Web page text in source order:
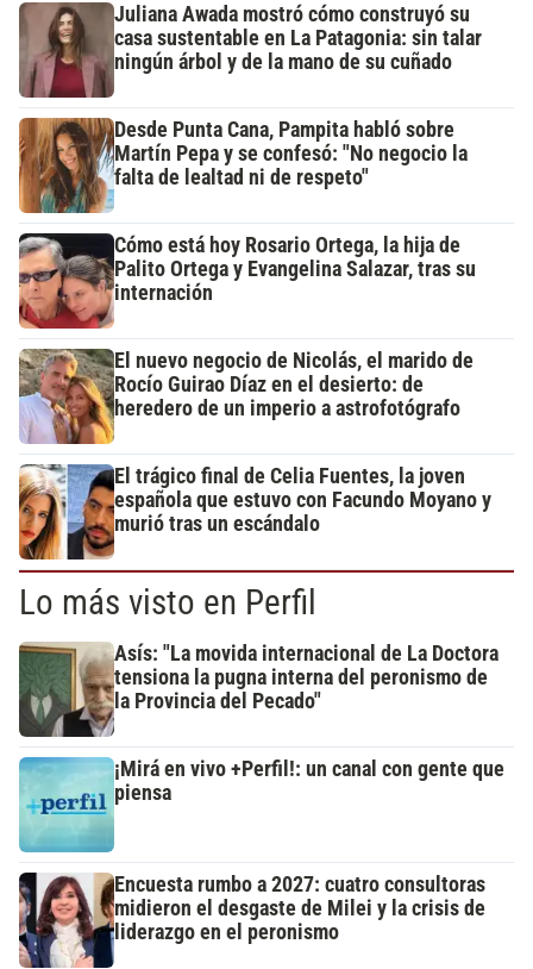
Juliana Awada mostró cómo construyó su
casa sustentable en La Patagonia: sin talar
ningún árbol y de la mano de su cuñado
Desde Punta Cana, Pampita habló sobre
Martín Pepa y se confesó: "No negocio la
falta de lealtad ni de respeto"
Cómo está hoy Rosario Ortega, la hija de
Palito Ortega y Evangelina Salazar, tras su
internación
El nuevo negocio de Nicolás, el marido de
Rocío Guirao Díaz en el desierto: de
heredero de un imperio a astrofotógrafo
El trágico final de Celia Fuentes, la joven
española que estuvo con Facundo Moyano y
murió tras un escándalo
Lo más visto en Perfil
Asís: "La movida internacional de La Doctora
tensiona la pugna interna del peronismo de
la Provincia del Pecado"
¡Mirá en vivo +Perfil!: un canal con gente que
piensa
Encuesta rumbo a 2027: cuatro consultoras
midieron el desgaste de Milei y la crisis de
liderazgo en el peronismo